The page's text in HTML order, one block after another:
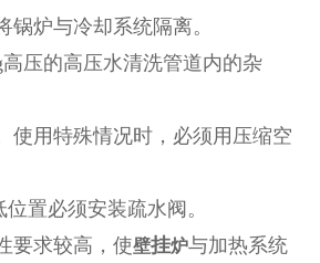
锅炉与冷却系统隔离。
压的高压水清洗管道内的杂
使用特殊情况时，必须用压缩空
置必须安装疏水阀。
要求较高，使壁挂炉与加热系统